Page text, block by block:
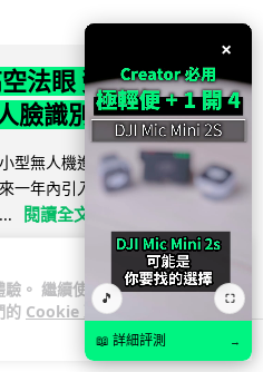
。 繼續使用
的 Cookie 政
法眼 勞工處出動熱
臉識別精準執法
型無人機進行高空巡邏以打擊
一年內引入 AI 人臉識別與行為
閱讀全文
×
🎵 ⛶
📖 詳細評測 →